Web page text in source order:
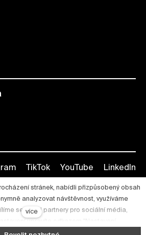
TikTok YouTube LinkedIn
stránek, nabídli přizpůsobený obsah
analyzovat návštěvnost, využíváme
se svými partnery pro sociální média,
změnit v patičce webu. Podrobnější
více